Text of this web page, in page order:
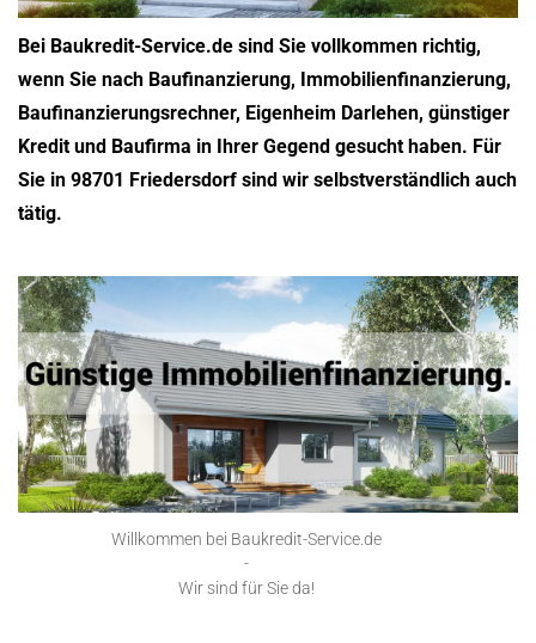
Bei Baukredit-Service.de sind Sie vollkommen richtig,
wenn Sie nach Baufinanzierung, Immobilienfinanzierung,
Baufinanzierungsrechner, Eigenheim Darlehen, günstiger
Kredit und Baufirma in Ihrer Gegend gesucht haben. Für
Sie in 98701 Friedersdorf sind wir selbstverständlich auch
tätig.
Willkommen bei Baukredit-Service.de
-
Wir sind für Sie da!